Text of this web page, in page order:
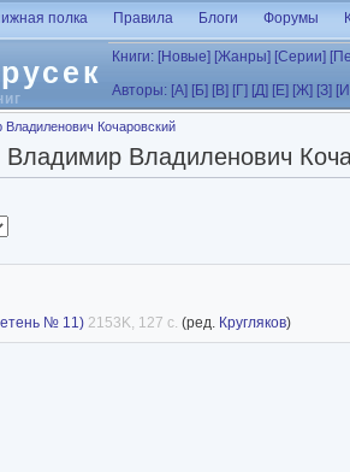
полка Правила Блоги Форумы
Книги: [Новые] [Жанры] [Серии]
Авторы: [А] [Б] [В] [Г] [Д] [Е] [Ж] [З]
Владиленович Кочаровский
Владимир Владиленович
№ 11) 2153K, 127 с. (ред. Кругляков)